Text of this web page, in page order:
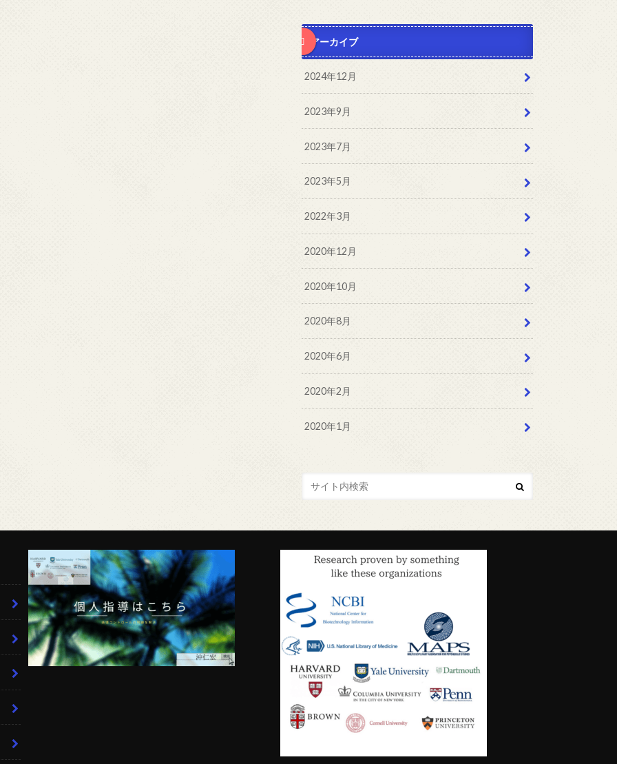
アーカイブ
2024年12月
2023年9月
2023年7月
2023年5月
2022年3月
2020年12月
2020年10月
2020年8月
2020年6月
2020年2月
2020年1月